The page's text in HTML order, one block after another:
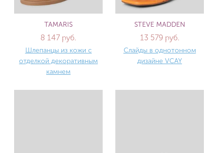
TAMARIS
8 147 руб.
Шлепанцы из кожи с
отделкой декоративным
камнем
STEVE MADDEN
13 579 руб.
Слайды в однотонном
дизайне VCAY